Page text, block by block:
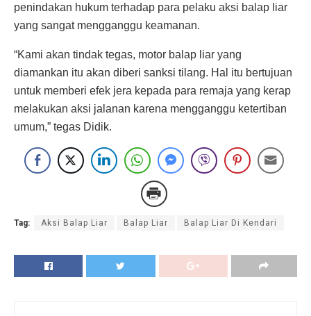
penindakan hukum terhadap para pelaku aksi balap liar
yang sangat mengganggu keamanan.
“Kami akan tindak tegas, motor balap liar yang
diamankan itu akan diberi sanksi tilang. Hal itu bertujuan
untuk memberi efek jera kepada para remaja yang kerap
melakukan aksi jalanan karena mengganggu ketertiban
umum,” tegas Didik.
Tag: Aksi Balap Liar Balap Liar Balap Liar Di Kendari